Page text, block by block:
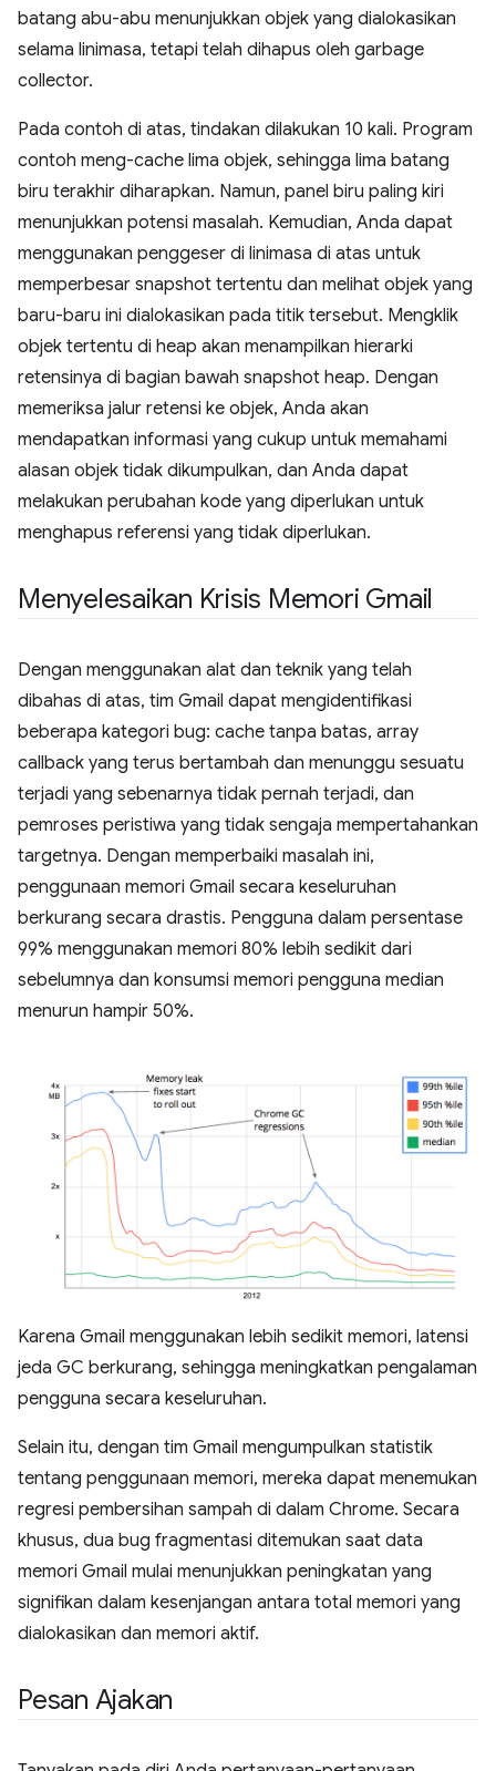
batang abu-abu menunjukkan objek yang dialokasikan
selama linimasa, tetapi telah dihapus oleh garbage
collector.
Pada contoh di atas, tindakan dilakukan 10 kali. Program
contoh meng-cache lima objek, sehingga lima batang
biru terakhir diharapkan. Namun, panel biru paling kiri
menunjukkan potensi masalah. Kemudian, Anda dapat
menggunakan penggeser di linimasa di atas untuk
memperbesar snapshot tertentu dan melihat objek yang
baru-baru ini dialokasikan pada titik tersebut. Mengklik
objek tertentu di heap akan menampilkan hierarki
retensinya di bagian bawah snapshot heap. Dengan
memeriksa jalur retensi ke objek, Anda akan
mendapatkan informasi yang cukup untuk memahami
alasan objek tidak dikumpulkan, dan Anda dapat
melakukan perubahan kode yang diperlukan untuk
menghapus referensi yang tidak diperlukan.
Menyelesaikan Krisis Memori Gmail
Dengan menggunakan alat dan teknik yang telah
dibahas di atas, tim Gmail dapat mengidentifikasi
beberapa kategori bug: cache tanpa batas, array
callback yang terus bertambah dan menunggu sesuatu
terjadi yang sebenarnya tidak pernah terjadi, dan
pemroses peristiwa yang tidak sengaja mempertahankan
targetnya. Dengan memperbaiki masalah ini,
penggunaan memori Gmail secara keseluruhan
berkurang secara drastis. Pengguna dalam persentase
99% menggunakan memori 80% lebih sedikit dari
sebelumnya dan konsumsi memori pengguna median
menurun hampir 50%.
Karena Gmail menggunakan lebih sedikit memori, latensi
jeda GC berkurang, sehingga meningkatkan pengalaman
pengguna secara keseluruhan.
Selain itu, dengan tim Gmail mengumpulkan statistik
tentang penggunaan memori, mereka dapat menemukan
regresi pembersihan sampah di dalam Chrome. Secara
khusus, dua bug fragmentasi ditemukan saat data
memori Gmail mulai menunjukkan peningkatan yang
signifikan dalam kesenjangan antara total memori yang
dialokasikan dan memori aktif.
Pesan Ajakan